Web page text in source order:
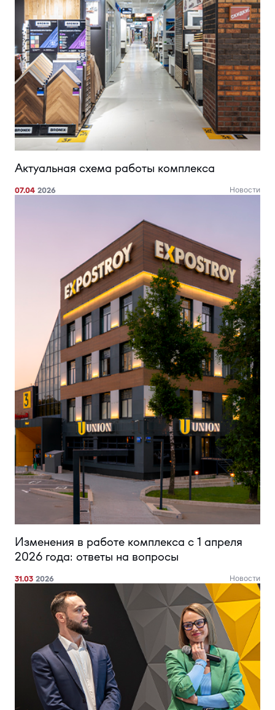
Актуальная схема работы комплекса
07.04 2026 Новости
Изменения в работе комплекса с 1 апреля
2026 года: ответы на вопросы
31.03 2026 Новости